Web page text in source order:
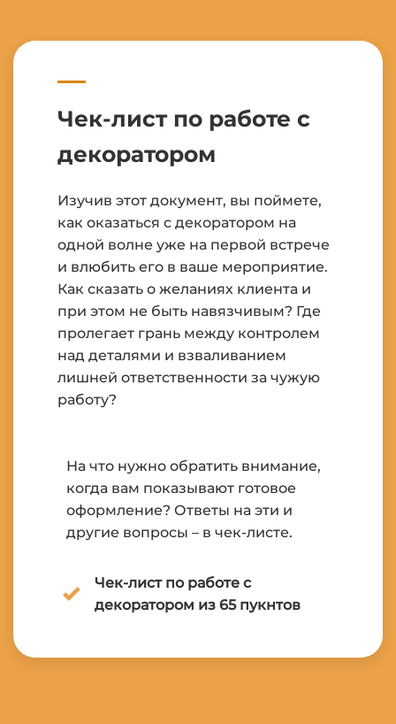
Чек-лист по работе с
декоратором
Изучив этот документ, вы поймете,
как оказаться с декоратором на
одной волне уже на первой встрече
и влюбить его в ваше мероприятие.
Как сказать о желаниях клиента и
при этом не быть навязчивым? Где
пролегает грань между контролем
над деталями и взваливанием
лишней ответственности за чужую
работу?
На что нужно обратить внимание,
когда вам показывают готовое
оформление? Ответы на эти и
другие вопросы – в чек-листе.
Чек-лист по работе с
декоратором из 65 пукнтов